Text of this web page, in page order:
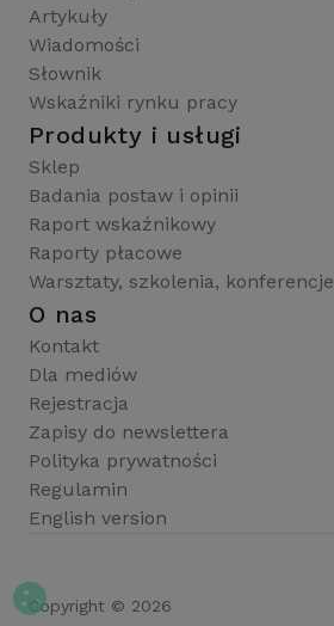
Artykuły
Wiadomości
Słownik
Wskaźniki rynku pracy
Produkty i usługi
Sklep
Badania postaw i opinii
Raport wskaźnikowy
Raporty płacowe
Warsztaty, szkolenia, konferencje
O nas
Kontakt
Dla mediów
Rejestracja
Zapisy do newslettera
Polityka prywatności
Regulamin
English version
Copyright © 2026